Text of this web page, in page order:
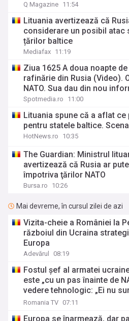
Q Magazine 11:54
Lituania avertizează că
considerare un posibil atac
țărilor baltice
Mediafax 11:19
Ziua 1625 A doua noapte
rafinărie din Rusia (Video).
NATO. Sua dau din nou
Spotmedia.ro 11:00
Lituania spune că a aflat ce
pentru statele baltice.
HotNews.ro 10:35
The Guardian: Ministrul
avertizează că Rusia ar
împotriva ţărilor NATO
Bursa.ro 10:26
Mai devreme, în cursul zilei de azi
Vizita-cheie a României la
războiul din Ucraina
Europa
Adevărul 08:19
Fostul șef al armatei
este „cu un pas înainte de
vedere tehnologic: „Ei nu
aderarea noastră”
Romania TV 07:11
Europa se înarmează, dar